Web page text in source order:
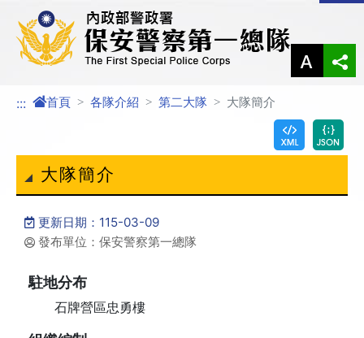
進入內容區塊
::: 首頁 各隊介紹 第二大隊 大隊簡介
大隊簡介
更新日期：115-03-09
發布單位：保安警察第一總隊
駐地分布
石牌營區忠勇樓